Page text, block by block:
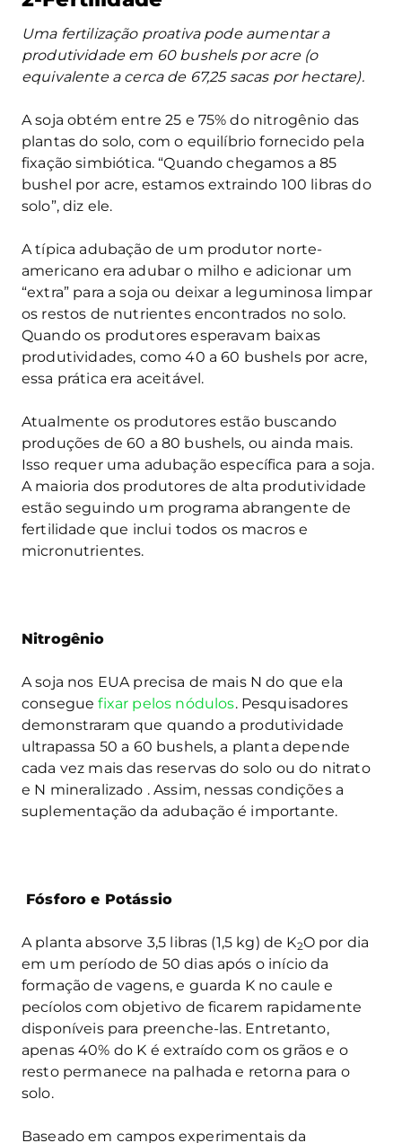
Uma fertilização proativa pode aumentar a
produtividade em 60 bushels por acre (o
equivalente a cerca de 67,25 sacas por hectare).
A soja obtém entre 25 e 75% do nitrogênio das
plantas do solo, com o equilíbrio fornecido pela
fixação simbiótica. “Quando chegamos a 85
bushel por acre, estamos extraindo 100 libras do
solo”, diz ele.
A típica adubação de um produtor norte-
americano era adubar o milho e adicionar um
“extra” para a soja ou deixar a leguminosa limpar
os restos de nutrientes encontrados no solo.
Quando os produtores esperavam baixas
produtividades, como 40 a 60 bushels por acre,
essa prática era aceitável.
Atualmente os produtores estão buscando
produções de 60 a 80 bushels, ou ainda mais.
Isso requer uma adubação específica para a soja.
A maioria dos produtores de alta produtividade
estão seguindo um programa abrangente de
fertilidade que inclui todos os macros e
micronutrientes.
Nitrogênio
A soja nos EUA precisa de mais N do que ela
conseguefixar pelos nódulos. Pesquisadores
demonstraram que quando a produtividade
ultrapassa 50 a 60 bushels, a planta depende
cada vez mais das reservas do solo ou do nitrato
e N mineralizado . Assim, nessas condições a
suplementação da adubação é importante.
Fósforo e Potássio
A planta absorve 3,5 libras (1,5 kg) de K2O por dia
em um período de 50 dias após o início da
formação de vagens, e guarda K no caule e
pecíolos com objetivo de ficarem rapidamente
disponíveis para preenche-las. Entretanto,
apenas 40% do K é extraído com os grãos e o
resto permanece na palhada e retorna para o
solo.
Baseado em campos experimentais da